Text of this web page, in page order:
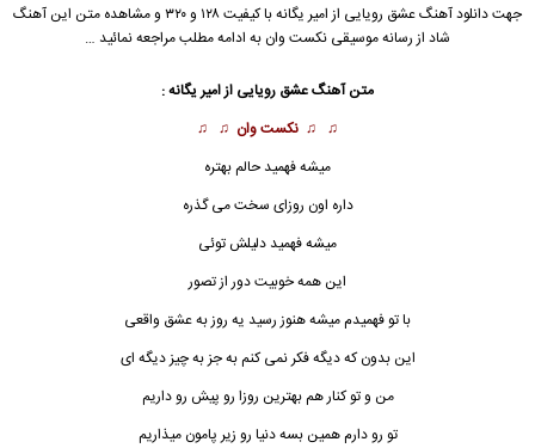
جهت دانلود آهنگ عشق رویایی از امیر یگانه
با کیفیت ۱۲۸ و ۳۲۰ و مشاهده متن این آهنگ
شاد از رسانه موسیقی نکست وان به ادامه مطلب مراجعه نمائید …
متن آهنگ عشق رویایی ازامیر یگانه:
♫ ♫ نکست وان ♫ ♫
میشه فهمید حالم بهتره
داره اون روزای سخت می گذره
میشه فهمید دلیلش توئی
این همه خوبیت دور از تصور
با تو فهمیدم میشه هنوز رسید یه روز بهعشق واقعی
این بدون که دیگه فکر نمی کنم به جز به چیز دیگه ای
من و تو کنار هم بهترین روزا رو پیش رو داریم
تو رو دارم همین بسه دنیا رو زیر پامون میذاریم